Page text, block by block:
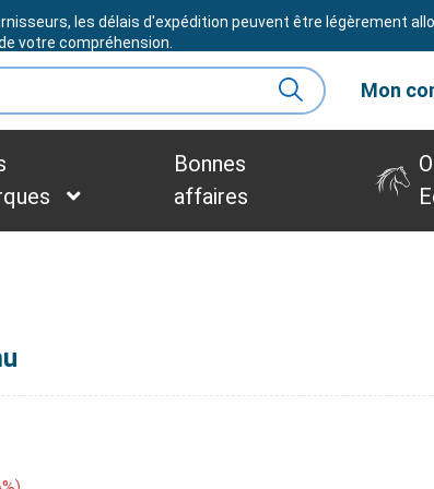
D'ASSISTANCE ?les délais d'expédition peuvent être légèrement
votre compréhension.
Mon
Bonnes
affaires